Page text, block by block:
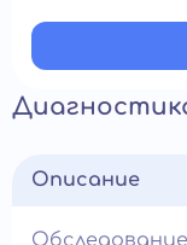
Описание